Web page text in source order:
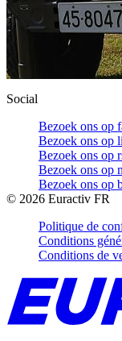
Social
Bezoek ons op
Bezoek ons op
Bezoek ons op
Bezoek ons op
Bezoek ons op
© 2026 Euractiv FR
Politique de
Conditions
Conditions de